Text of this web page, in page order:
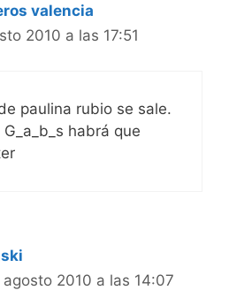
valencia
2010 a las 17:51
paulina rubio se sale.
habrá que
2010 a las 14:07